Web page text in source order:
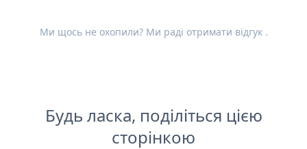
Ми щось не охопили? Ми раді отримати відгук.
Будь ласка, поділіться цією
сторінкою